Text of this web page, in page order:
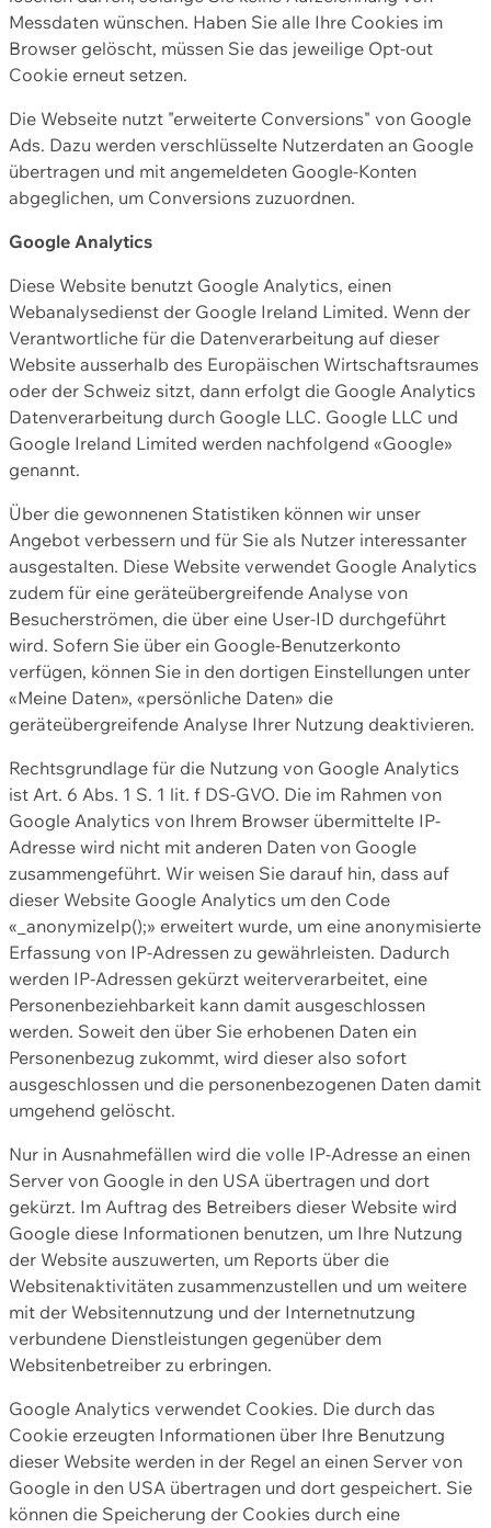
Messdaten wünschen. Haben Sie alle Ihre Cookies im
Browser gelöscht, müssen Sie das jeweilige Opt-out
Cookie erneut setzen.
Die Webseite nutzt "erweiterte Conversions" von Google
Ads. Dazu werden verschlüsselte Nutzerdaten an Google
übertragen und mit angemeldeten Google-Konten
abgeglichen, um Conversions zuzuordnen.
Google Analytics
Diese Website benutzt Google Analytics, einen
Webanalysedienst der Google Ireland Limited. Wenn der
Verantwortliche für die Datenverarbeitung auf dieser
Website ausserhalb des Europäischen Wirtschaftsraumes
oder der Schweiz sitzt, dann erfolgt die Google Analytics
Datenverarbeitung durch Google LLC. Google LLC und
Google Ireland Limited werden nachfolgend «Google»
genannt.
Über die gewonnenen Statistiken können wir unser
Angebot verbessern und für Sie als Nutzer interessanter
ausgestalten. Diese Website verwendet Google Analytics
zudem für eine geräteübergreifende Analyse von
Besucherströmen, die über eine User-ID durchgeführt
wird. Sofern Sie über ein Google-Benutzerkonto
verfügen, können Sie in den dortigen Einstellungen unter
«Meine Daten», «persönliche Daten» die
geräteübergreifende Analyse Ihrer Nutzung deaktivieren.
Rechtsgrundlage für die Nutzung von Google Analytics
ist Art. 6 Abs. 1 S. 1 lit. f DS-GVO. Die im Rahmen von
Google Analytics von Ihrem Browser übermittelte IP-
Adresse wird nicht mit anderen Daten von Google
zusammengeführt. Wir weisen Sie darauf hin, dass auf
dieser Website Google Analytics um den Code
«_anonymizeIp();» erweitert wurde, um eine anonymisierte
Erfassung von IP-Adressen zu gewährleisten. Dadurch
werden IP-Adressen gekürzt weiterverarbeitet, eine
Personenbeziehbarkeit kann damit ausgeschlossen
werden. Soweit den über Sie erhobenen Daten ein
Personenbezug zukommt, wird dieser also sofort
ausgeschlossen und die personenbezogenen Daten damit
umgehend gelöscht.
Nur in Ausnahmefällen wird die volle IP-Adresse an einen
Server von Google in den USA übertragen und dort
gekürzt. Im Auftrag des Betreibers dieser Website wird
Google diese Informationen benutzen, um Ihre Nutzung
der Website auszuwerten, um Reports über die
Websitenaktivitäten zusammenzustellen und um weitere
mit der Websitennutzung und der Internetnutzung
verbundene Dienstleistungen gegenüber dem
Websitenbetreiber zu erbringen.
Google Analytics verwendet Cookies. Die durch das
Cookie erzeugten Informationen über Ihre Benutzung
dieser Website werden in der Regel an einen Server von
Google in den USA übertragen und dort gespeichert. Sie
können die Speicherung der Cookies durch eine